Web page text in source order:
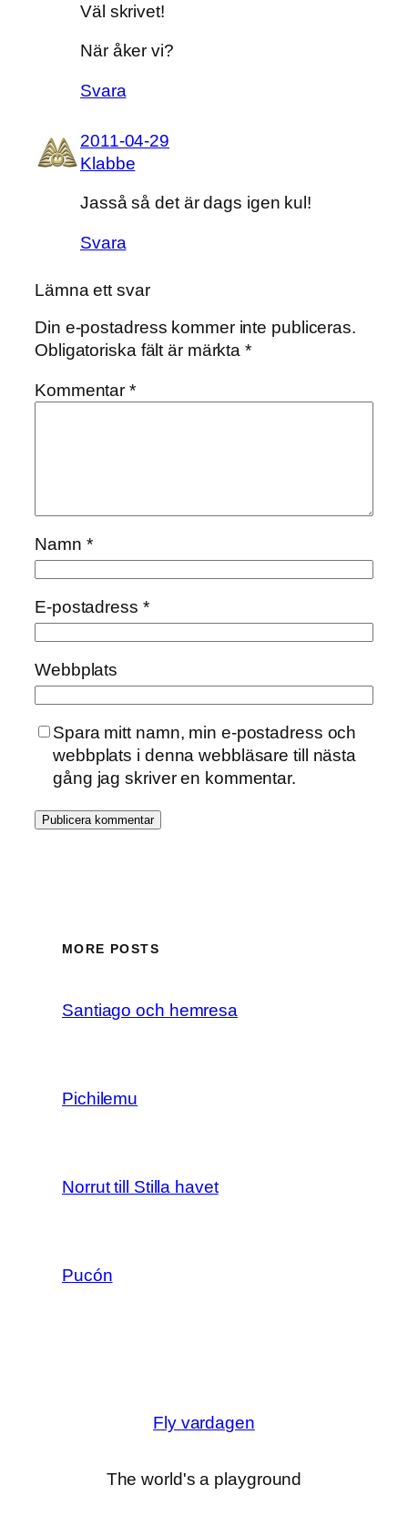
Väl skrivet!
När åker vi?
Svara
2011-04-29
Klabbe
Jasså så det är dags igen kul!
Svara
Lämna ett svar
Din e-postadress kommer inte publiceras.
Obligatoriska fält är märkta*
Kommentar*
Namn *
E-postadress *
Webbplats
Spara mitt namn, min e-postadress och
webbplats i denna webbläsare till nästa
gång jag skriver en kommentar.
MORE POSTS
Santiago och hemresa
Pichilemu
Norrut till Stilla havet
Pucón
Fly vardagen
The world's a playground